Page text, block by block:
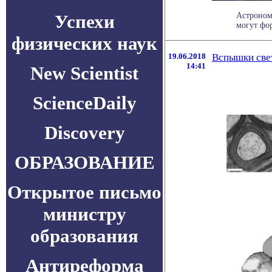
Успехи
физических наук
New Scientist
ScienceDaily
Discovery
ОБРАЗОВАНИЕ
Открытое письмо
министру
образования
Антиреформа
могут
19.06.2018
14:41
Вспышки